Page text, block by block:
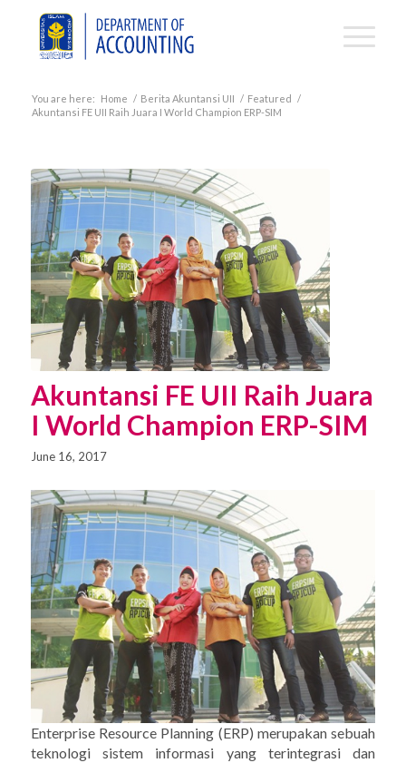
You are here: Home / Berita Akuntansi UII / Featured /
Akuntansi FE UII Raih Juara I World Champion ERP-SIM
Akuntansi FE UII Raih Juara
I World Champion ERP-SIM
June 16, 2017
Enterprise Resource Planning (ERP) merupakan sebuah
teknologi sistem informasi yang terintegrasi dan